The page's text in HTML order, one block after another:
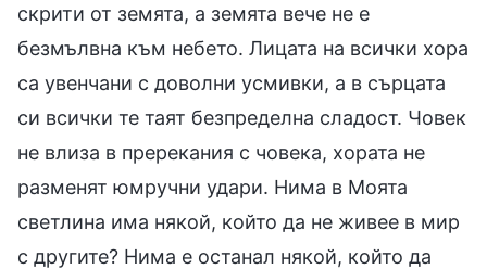
скрити от земята, а земята вече не е
безмълвна към небето. Лицата на всички хора
са увенчани с доволни усмивки, а в сърцата
си всички те таят безпределна сладост. Човек
не влиза в пререкания с човека, хората не
разменят юмручни удари. Нима в Моята
светлина има някой, който да не живее в мир
с другите? Нима е останал някой, който да